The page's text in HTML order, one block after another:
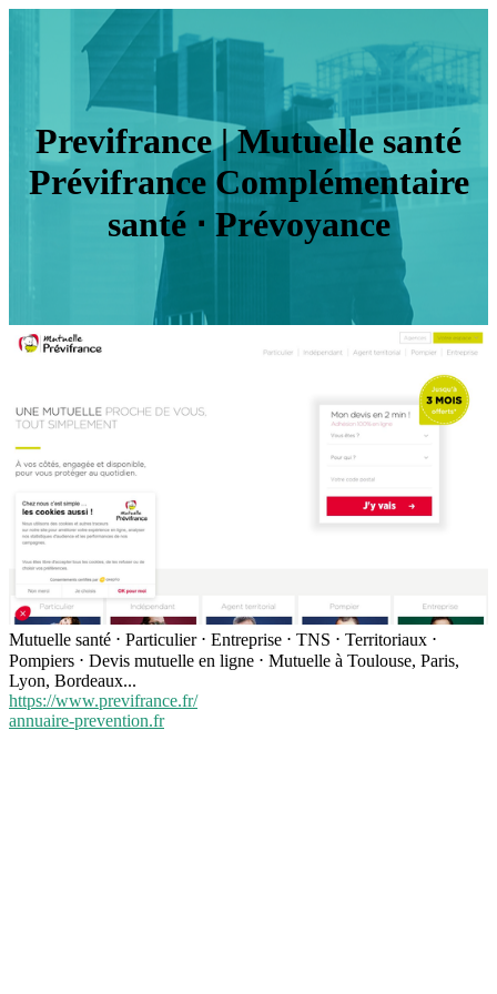
Previfrance | Mutuelle santé
Prévifrance Complémen­tai­re
santé ⋅ Prévoyance
Mutuelle santé ⋅ Particulier ⋅ Entreprise ⋅ TNS ⋅ Territoriaux ⋅
Pompiers ⋅ Devis mutuelle en ligne ⋅ Mutuelle à Toulouse, Paris,
Lyon, Bordeaux...
https://www.previfrance.fr/
annuaire-prevention.fr